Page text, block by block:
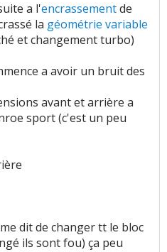
a l'encrassementde
la géométrie variable
et changement turbo)
a avoir un bruit des
avant et arrière a
sport (c'est un peu
dit de changer tt le bloc
ils sont fou) ça peu